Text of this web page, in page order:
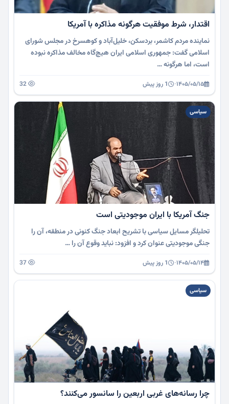
اقتدار، شرط موفقیت هرگونه مذاکره با آمریکا
نماینده مردم کاشمر، بردسکن، خلیل‌آباد و کوهسرخ در مجلس شورای
اسلامی گفت: جمهوری اسلامی ایران هیچ‌گاه مخالف مذاکره نبوده
است، اما هرگونه …
۱۴۰۵/۰۵/۱۵· 1 روز پیش
سیاسی
جنگ آمریکا با ایران موجودیتی است
تحلیلگر مسایل سیاسی با تشریح ابعاد جنگ کنونی در منطقه، آن را
جنگی موجودیتی عنوان کرد و افزود: نباید وقوع آن را …
۱۴۰۵/۰۵/۱۴· 1 روز پیش
سیاسی
چرا رسانه‌های غربی اربعین را سانسور می‌کنند؟